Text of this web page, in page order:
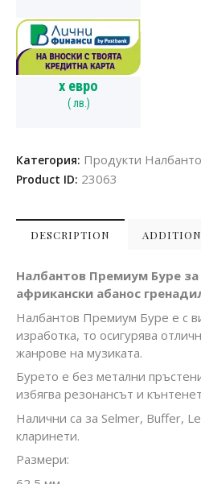
x евро
(лв.)
Категория: Продукти
Product ID: 23063
DESCRIPTION
Налбантов Премиум Буре
африкански абанос
Налбантов Премиум Буре е с
изработка, то осигурява
жанрове на музиката.
Бурето е без метални
избягва резонансът и
Налични са за Selmer, Buffer,
кларинети.
Размери: